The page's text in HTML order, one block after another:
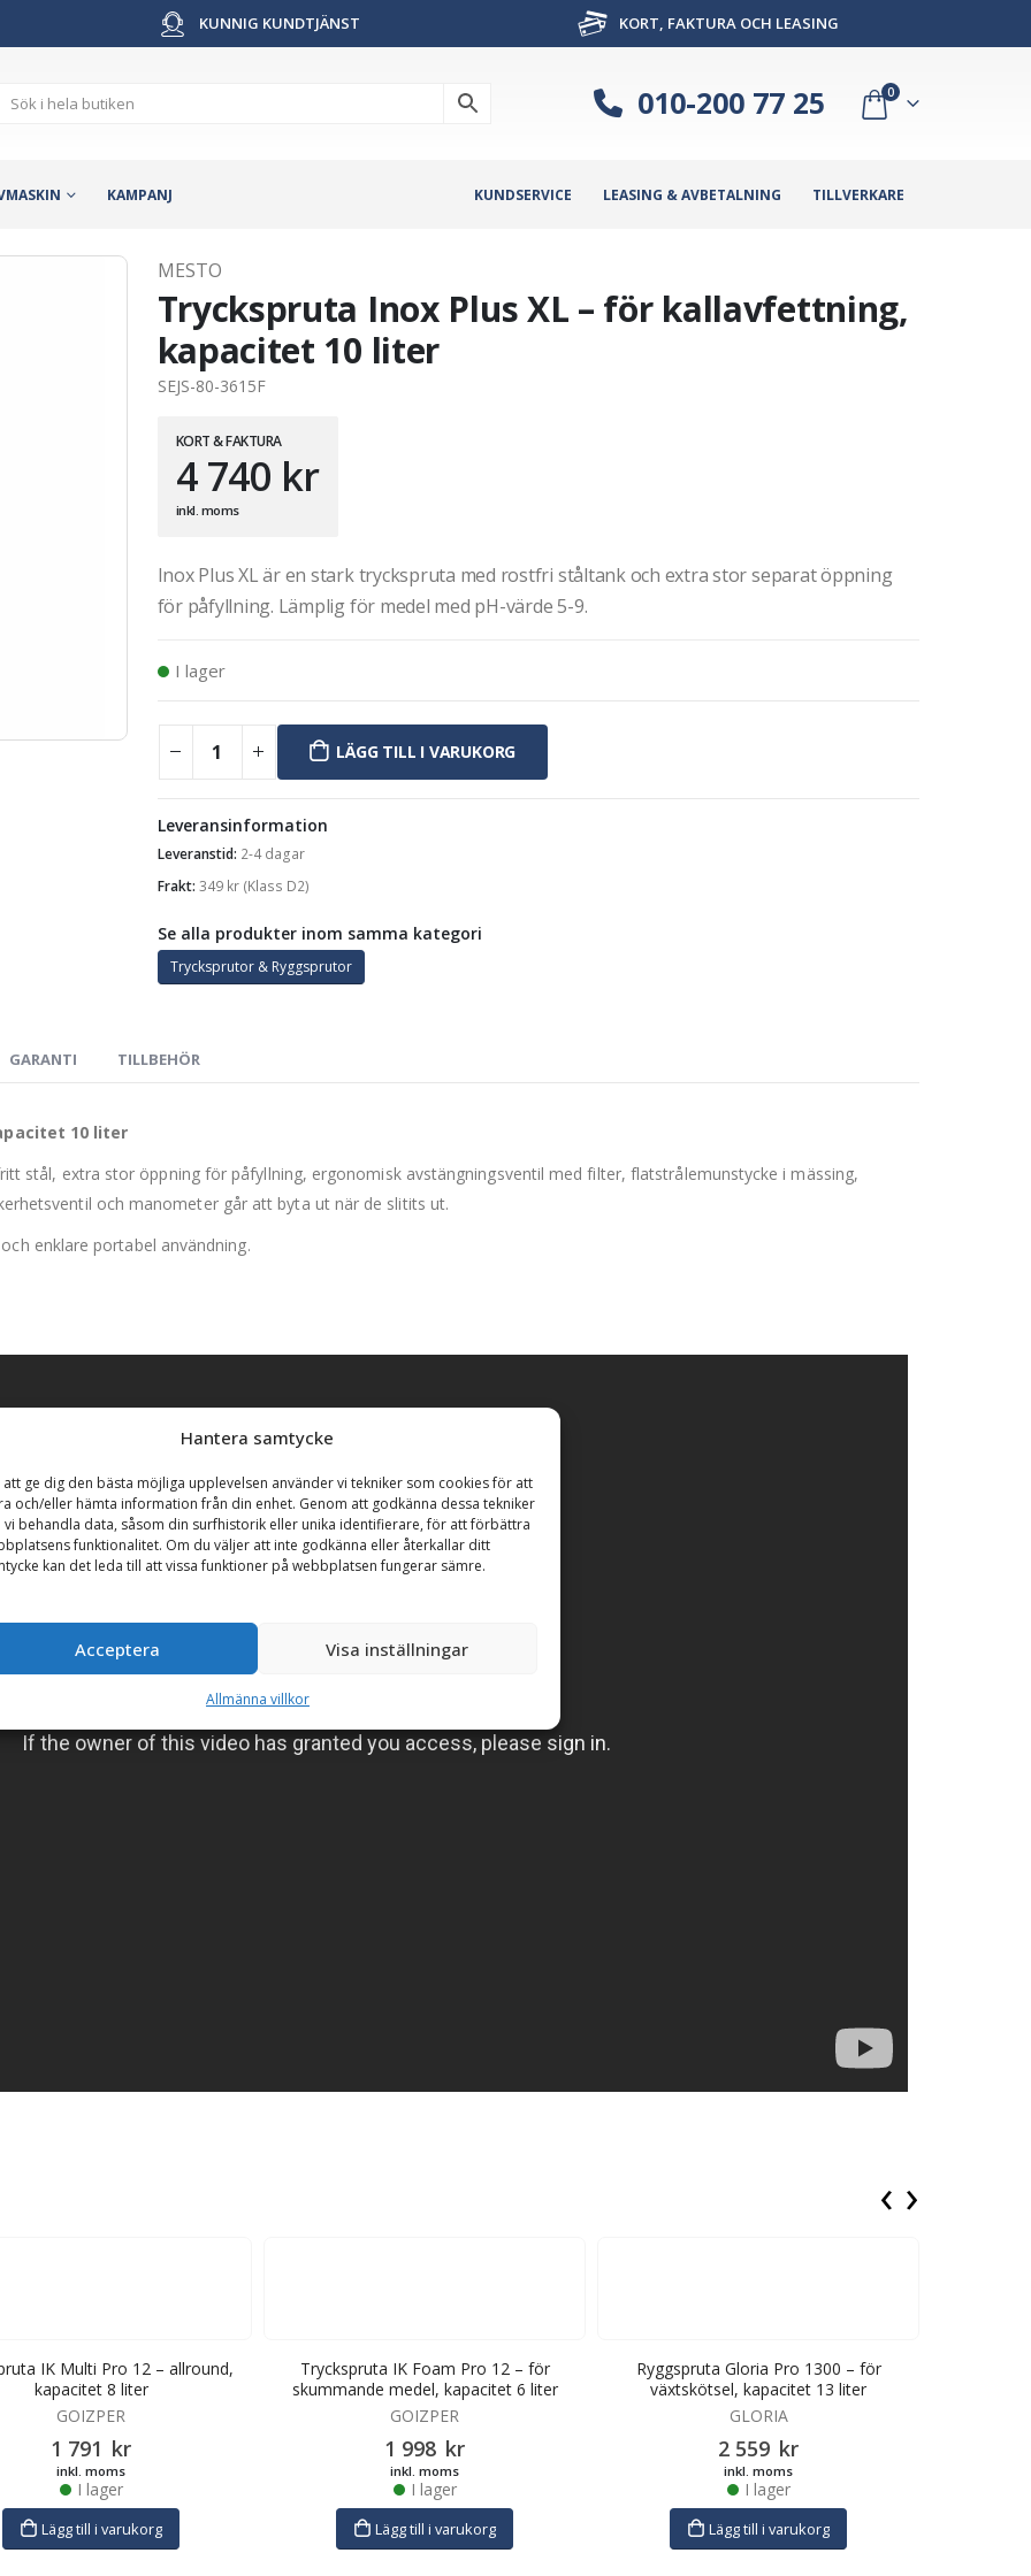
Hantera samtycke
att ge dig den bästa möjliga upplevelsen använder vi tekniker som cookies för att
och/eller hämta information från din enhet. Genom att godkänna dessa tekniker
vi behandla data, såsom din surfhistorik eller unika identifierare, för att förbättra
funktionalitet. Om du väljer att inte godkänna eller återkallar ditt
kan det leda till att vissa funktioner på webbplatsen fungerar sämre.
Acceptera Visa inställningar
Allmänna villkor
KUNNIG KUNDTJÄNST KORT, FAKTURA OCH LEASING
010-200 77 25 0
KAMPANJ KUNDSERVICE LEASING & AVBETALNING TILLVERKARE
MESTO
Tryckspruta Inox Plus XL – för kallavfettning,
kapacitet 10 liter
SEJS-80-3615F
KORT & FAKTURA
4 740 kr
inkl. moms
Inox Plus XL är en stark tryckspruta med rostfri ståltank och extra stor separat öppning
för påfyllning. Lämplig för medel med pH-värde 5-9.
I lager
LÄGG TILL I VARUKORG
Leveransinformation
Leveranstid: 2-4 dagar
Frakt: 349 kr(Klass D2)
Se alla produkter inom samma kategori
Trycksprutor & Ryggsprutor
GARANTI TILLBEHÖR
10 liter
stål, extra stor öppning för påfyllning, ergonomisk avstängningsventil med filter, flatstrålemunstycke i mässing,
och manometer går att byta ut när de slitits ut.
enklare portabel användning.
IK Multi Pro 12 – allround,
kapacitet 8 liter
GOIZPER
1 791 kr
inkl. moms
I lager
Lägg till i varukorg
Tryckspruta IK Foam Pro 12 – för
skummande medel, kapacitet 6 liter
GOIZPER
1 998 kr
inkl. moms
I lager
Lägg till i varukorg
Ryggspruta Gloria Pro 1300 – för
växtskötsel, kapacitet 13 liter
GLORIA
2 559 kr
inkl. moms
I lager
Lägg till i varukorg
‹ ›